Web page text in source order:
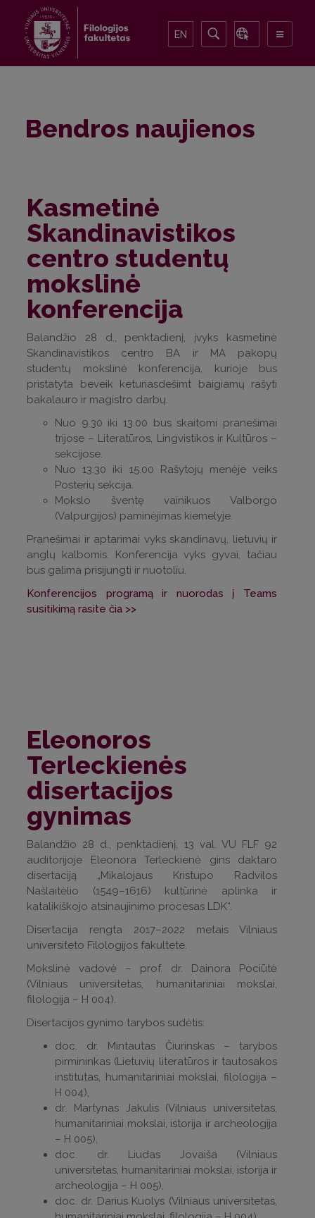
EN
Bendros naujienos
Kasmetinė
Skandinavistikos
centro studentų
mokslinė
konferencija
Balandžio 28 d., penktadienį, įvyks kasmetinė
Skandinavistikos centro BA ir MA pakopų
studentų mokslinė konferencija, kurioje bus
pristatyta beveik keturiasdešimt baigiamų rašyti
bakalauro ir magistro darbų.
Nuo 9.30 iki 13.00 bus skaitomi pranešimai
trijose – Literatūros, Lingvistikos ir Kultūros –
sekcijose.
Nuo 13.30 iki 15.00 Rašytojų menėje veiks
Posterių sekcija.
Mokslo šventę vainikuos Valborgo
(Valpurgijos) paminėjimas kiemelyje.
Pranešimai ir aptarimai vyks skandinavų, lietuvių ir
anglų kalbomis. Konferencija vyks gyvai, tačiau
bus galima prisijungti ir nuotoliu.
Konferencijos programą ir nuorodas į Teams
susitikimą rasite čia >>
Eleonoros
Terleckienės
disertacijos
gynimas
Balandžio 28 d., penktadienį, 13 val. VU FLF 92
auditorijoje Eleonora Terleckienė gins daktaro
disertaciją „Mikalojaus Kristupo Radvilos
Našlaitėlio (1549–1616) kultūrinė aplinka ir
katalikiškojo atsinaujinimo procesas LDK“.
Disertacija rengta 2017–2022 metais Vilniaus
universiteto Filologijos fakultete.
Mokslinė vadovė – prof. dr. Dainora Pociūtė
(Vilniaus universitetas, humanitariniai mokslai,
filologija – H 004).
Disertacijos gynimo tarybos sudėtis:
doc. dr. Mintautas Čiurinskas – tarybos
pirmininkas (Lietuvių literatūros ir tautosakos
institutas, humanitariniai mokslai, filologija –
H 004),
dr. Martynas Jakulis (Vilniaus universitetas,
humanitariniai mokslai, istorija ir archeologija
– H 005),
doc. dr. Liudas Jovaiša (Vilniaus
universitetas, humanitariniai mokslai, istorija ir
archeologija – H 005),
doc. dr. Darius Kuolys (Vilniaus universitetas,